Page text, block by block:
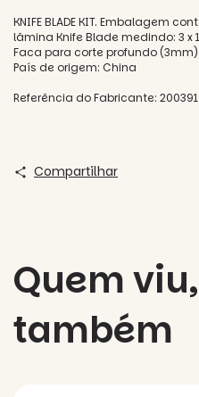
KNIFE BLADE KIT. Embalagem
lâmina Knife Blade medindo: 3
Faca para corte profundo
País de origem: China
Referência do Fabricante:
Compartilhar
Quem
também